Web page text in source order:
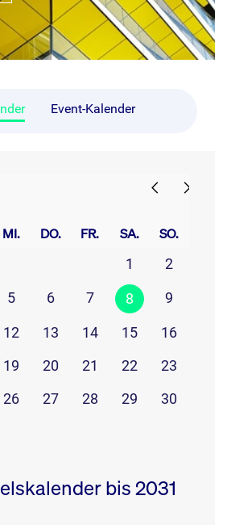
Event-Kalender
MI. DO. FR. SA. SO.
1
2
5 6 7 8 9
12 13 14 15
16
19 20 21 22
23
26 27 28 29
30
bis 2031